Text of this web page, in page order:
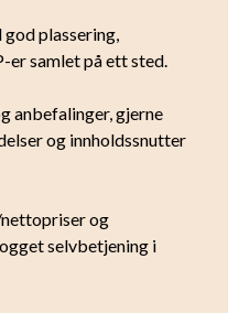
plassering,
er samlet på ett sted.
anbefalinger, gjerne
og innholdssnutter
og
selvbetjening i